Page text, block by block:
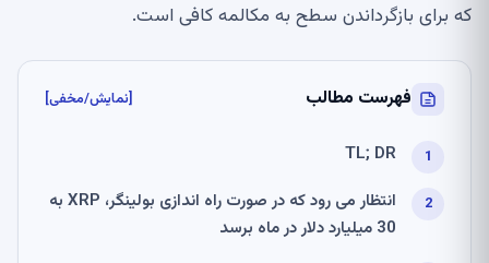
که برای بازگرداندن سطح به مکالمه کافی است.
فهرست مطالب [نمایش/مخفی]
TL; DR
انتظار می رود که در صورت راه اندازی بولینگر، XRP به
30 میلیارد دلار در ماه برسد